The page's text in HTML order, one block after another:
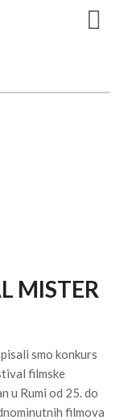
MISTER
smo konkurs
filmske
u Rumi od 25. do
filmova